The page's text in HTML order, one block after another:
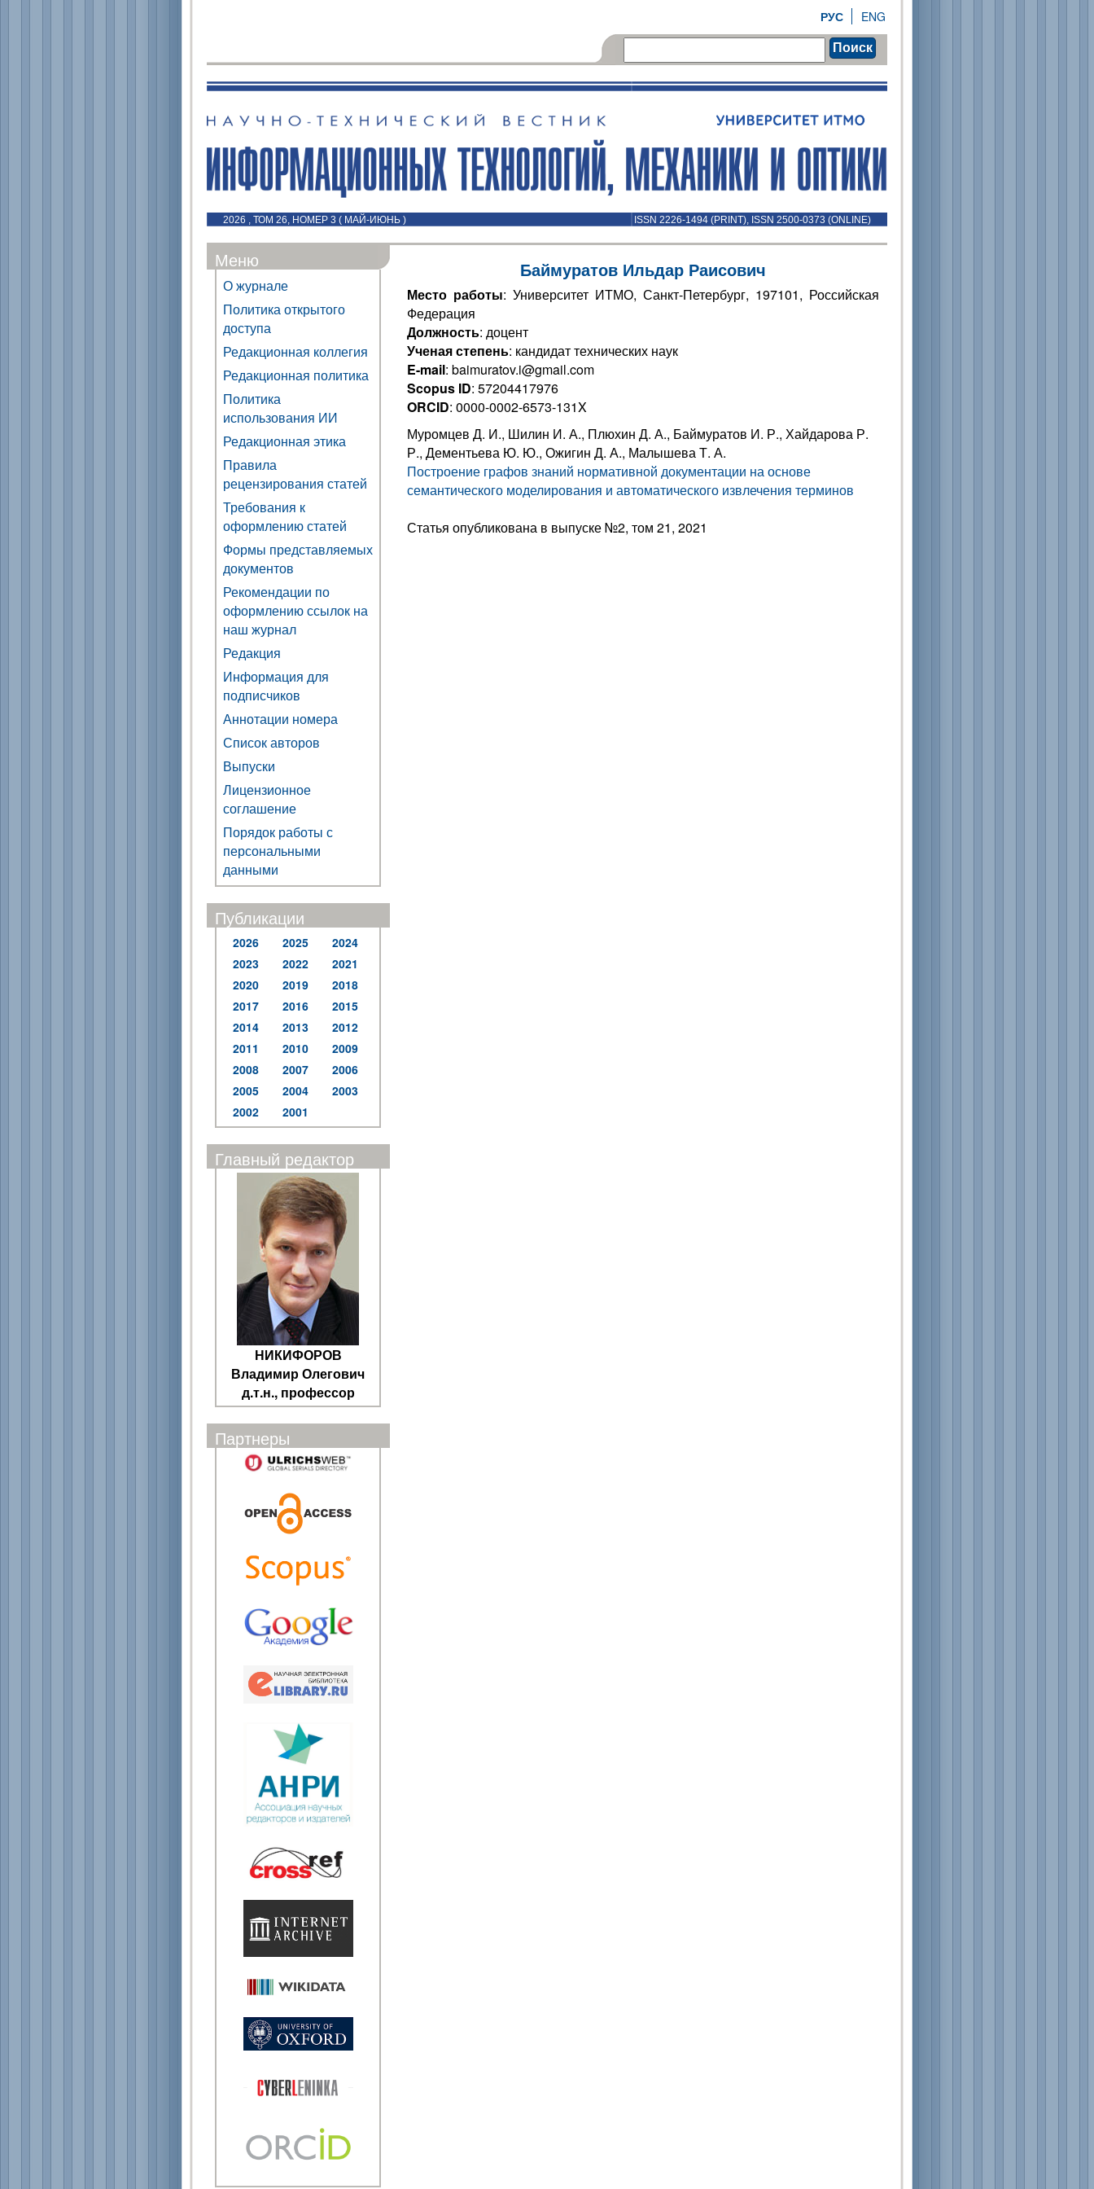
ENG
РУС
Поиск
2026 , ТОМ 26, НОМЕР 3 ( МАЙ-ИЮНЬ ) ISSN 2226-1494 (PRINT), ISSN 2500-0373 (ONLINE)
Меню
О журнале
Политика открытого
доступа
Редакционная коллегия
Редакционная политика
Политика
использования ИИ
Редакционная этика
Правила
рецензирования статей
Требования к
оформлению статей
Формы представляемых
документов
Рекомендации по
оформлению ссылок на
наш журнал
Редакция
Информация для
подписчиков
Аннотации номера
Список авторов
Выпуски
Лицензионное
соглашение
Порядок работы с
персональными
данными
Публикации
2026 2025
2024
2023
2022
2021
2020
2019
2018
2017
2016
2015
2014
2013
2012
2011
2010
2009
2008
2007
2006
2005
2004
2003
2002
2001
Главный редактор
НИКИФОРОВ
Владимир Олегович
д.т.н., профессор
Партнеры
Баймуратов Ильдар Раисович
Место работы: Университет ИТМО, Санкт-Петербург, 197101, Российская
Федерация
Должность: доцент
Ученая степень: кандидат технических наук
E-mail: baimuratov.i@gmail.com
Scopus ID: 57204417976
ORCID: 0000-0002-6573-131X
Муромцев Д. И., Шилин И. А., Плюхин Д. А., Баймуратов И. Р., Хайдарова Р.
Р., Дементьева Ю. Ю., Ожигин Д. А., Малышева Т. А.
Построение графов знаний нормативной документации на основе
семантического моделирования и автоматического извлечения терминов
Статья опубликована в выпуске №2, том 21, 2021